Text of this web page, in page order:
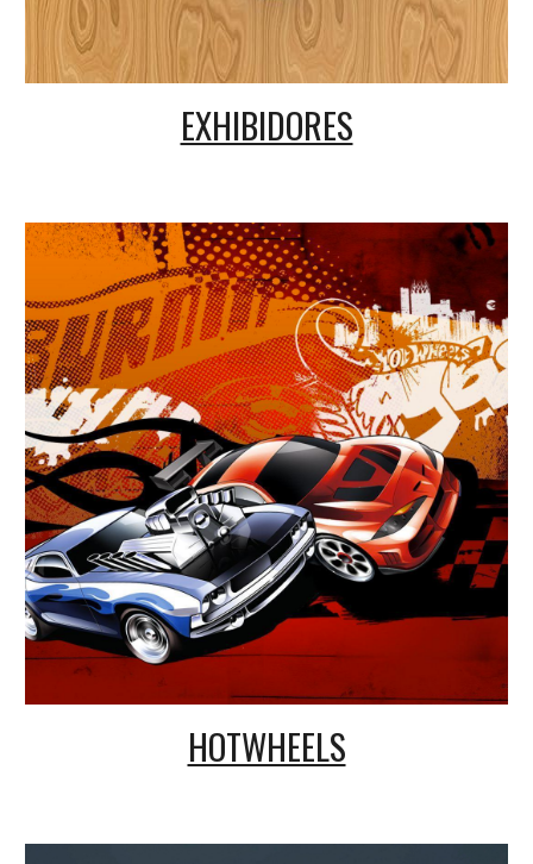
EXHIBIDORES
HOTWHEELS